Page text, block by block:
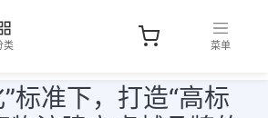
类 菜单
”标准下，打造“高标